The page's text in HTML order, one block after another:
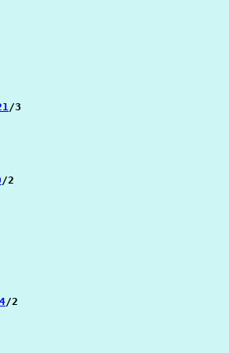
/3
/2
/2